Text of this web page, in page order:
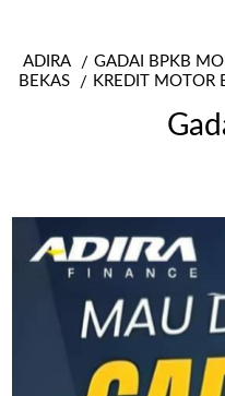
ADIRA GADAI BPKB
BEKAS
KREDIT MOTOR